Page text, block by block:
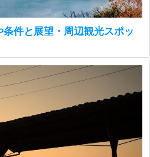
件と展望・周辺観光スポッ